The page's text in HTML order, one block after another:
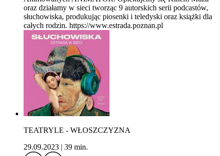
oraz działamy w sieci tworząc 9 autorskich serii podcastów,
słuchowiska, produkując piosenki i teledyski oraz książki dla
całych rodzin. https://www.estrada.poznan.pl
TEATRYLE - WŁOSZCZYZNA
29.09.2023 | 39 min.